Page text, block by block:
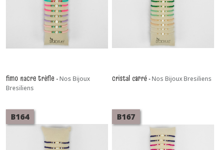
fimo nacre trèfle -Nos Bijoux
Bresiliens
cristal carré -Nos Bijoux Bresiliens
B164 B167